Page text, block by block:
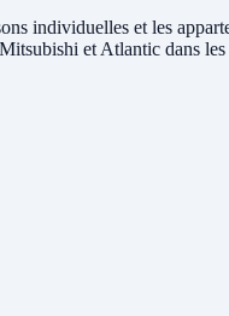
individuelles et les
et Atlantic dans